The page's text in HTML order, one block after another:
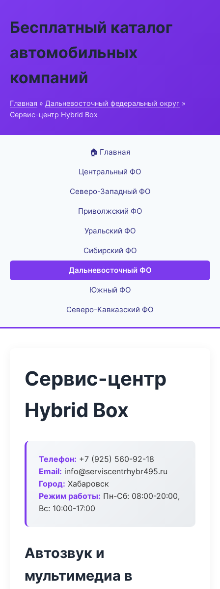
Бесплатный каталог
автомобильных
компаний
Главная » Дальневосточный федеральный округ »
Сервис-центр Hybrid Box
🏠 Главная
Центральный ФО
Северо-Западный ФО
Приволжский ФО
Уральский ФО
Сибирский ФО
Дальневосточный ФО
Южный ФО
Северо-Кавказский ФО
Сервис-центр
Hybrid Box
Телефон: +7 (925) 560-92-18
Email: info@serviscentrhybr495.ru
Город: Хабаровск
Режим работы: Пн-Сб: 08:00-20:00,
Вс: 10:00-17:00
Автозвук и
мультимедиа в